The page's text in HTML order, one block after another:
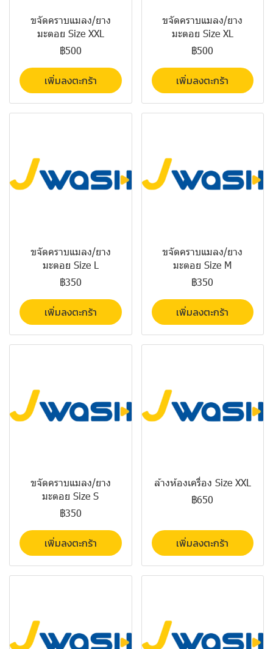
ขจัดคราบแมลง/ยาง
มะตอย Size XXL
฿500
เพิ่มลงตะกร้า
ขจัดคราบแมลง/ยาง
มะตอย Size XL
฿500
เพิ่มลงตะกร้า
ขจัดคราบแมลง/ยาง
มะตอย Size L
฿350
เพิ่มลงตะกร้า
ขจัดคราบแมลง/ยาง
มะตอย Size M
฿350
เพิ่มลงตะกร้า
ขจัดคราบแมลง/ยาง
มะตอย Size S
฿350
เพิ่มลงตะกร้า
ล้างห้องเครื่อง Size XXL
฿650
เพิ่มลงตะกร้า